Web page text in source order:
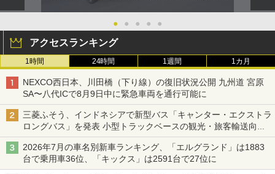
● ● ● ● ●
アクセスランキング
1時間 24時間 1週間 1カ月
NEXCO西日本、川田橋（下り線）の復旧状況公開 九州道 宮原
SA〜八代ICで8月9日中に緊急車両を通行可能に
三菱ふそう、インドネシアで新型バス「キャンター・エクストラ
ロングバス」を発表 小型トラックベースの観光・旅客輸送向け
バス
2026年7月の車名別新車ランキング、「エルグランド」は1883
台で乗用車36位、「キックス」は2591台で27位に